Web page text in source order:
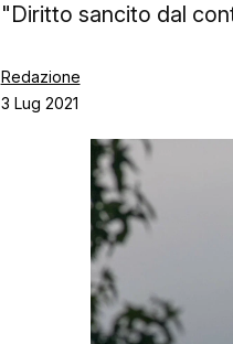
"Diritto sancito dal
Redazione
3 Lug 2021